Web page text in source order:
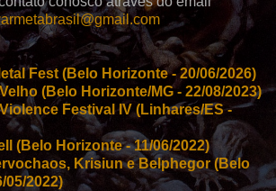
Fest (Belo Horizonte - 20/06/2026)
(Belo Horizonte/MG - 22/08/2023)
Festival IV (Linhares/ES -
(Belo Horizonte - 11/06/2022)
Krisiun e Belphegor (Belo
05/2022)